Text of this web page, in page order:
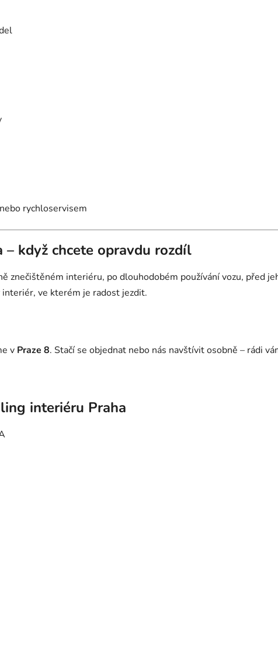
rychloservisem
když chcete opravdu rozdíl
interiéru, po dlouhodobém používání vozu, před
ve kterém je radost jezdit.
v Praze 8. Stačí se objednat nebo nás navštívit osobně – rádi
interiéru Praha